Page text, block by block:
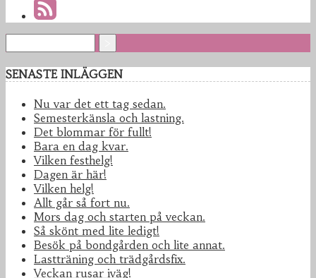
SENASTE INLÄGGEN
Nu var det ett tag sedan.
Semesterkänsla och lastning.
Det blommar för fullt!
Bara en dag kvar.
Vilken festhelg!
Dagen är här!
Vilken helg!
Allt går så fort nu.
Mors dag och starten på veckan.
Så skönt med lite ledigt!
Besök på bondgården och lite annat.
Lastträning och trädgårdsfix.
Veckan rusar iväg!